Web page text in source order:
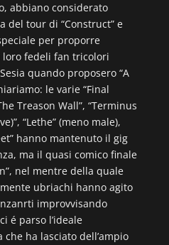
abbiano considerato
del tour di “Construct” e
per proporre
loro fedeli fan tricolori
quando proposero “A
le varie “Final
Treason Wall”, “Terminus
“Lethe” (meno male),
hanno mantenuto il gig
ma il quasi comico finale
nel mentre della quale
ubriachi hanno agito
improvvisando
é parso l’ideale
ha lasciato dell’ampio